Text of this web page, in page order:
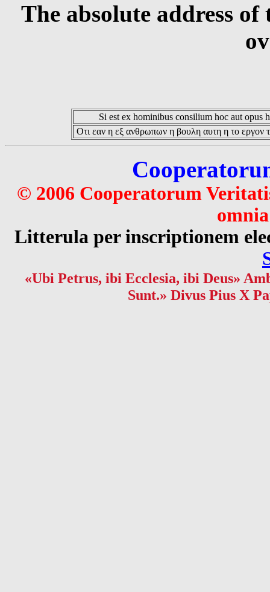
The absolute address
Si est ex hominibus consilium hoc aut opus
Οτι εαν η εξ ανθρωπων η βουλη αυτη η το εργον
© 2006 Cooperatorum
Litterula per inscriptionem
«Ubi Petrus, ibi Ecclesia, ibi Deus»
Sunt.» Divus Pius X